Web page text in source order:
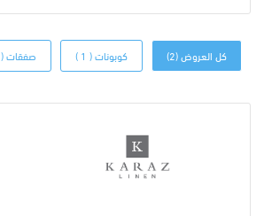
كل العروض (2) كوبونات ( 1 ) صفقات (1)